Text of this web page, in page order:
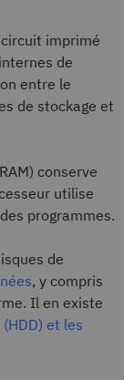
imprimé
de
entre le
de stockage et
conserve
utilise
programmes.
de
, y compris
Il en existe
et les